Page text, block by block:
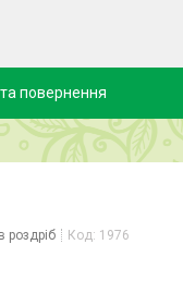
повернення
роздріб Код: 1976